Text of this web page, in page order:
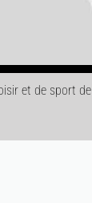
et de sport de